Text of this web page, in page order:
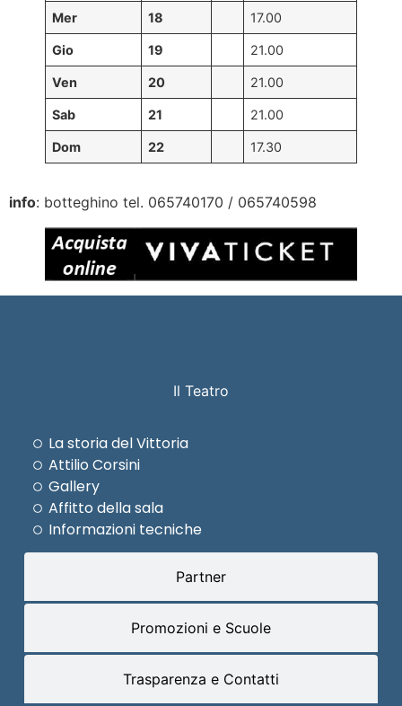
Mer 18 17.00
Gio 19 21.00
Ven 20 21.00
Sab 21 21.00
Dom 22 17.30
info: botteghino tel. 065740170 / 065740598
Il Teatro
Partner
Promozioni e Scuole
Trasparenza e Contatti
La storia del Vittoria
Attilio Corsini
Gallery
Affitto della sala
Informazioni tecniche